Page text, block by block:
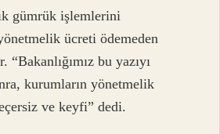
gümrük işlemlerini
ücreti ödemeden
bu yazıyı
kurumların yönetmelik
ve keyfi” dedi.